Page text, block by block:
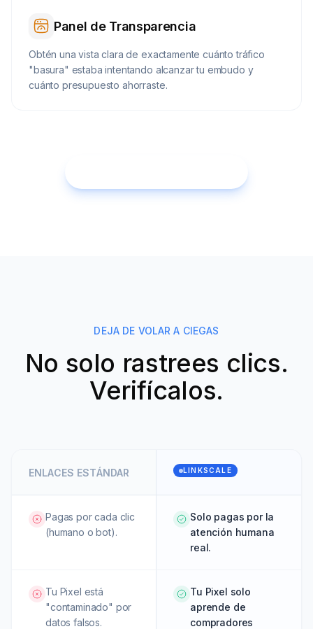
Panel de Transparencia
Obtén una vista clara de exactamente cuánto tráfico
"basura" estaba intentando alcanzar tu embudo y
cuánto presupuesto ahorraste.
DEJA DE VOLAR A CIEGAS
No solo rastrees clics.
Verifícalos.
ENLACES ESTÁNDAR LINKSCALE
Pagas por cada clic
(humano o bot).
Solo pagas por la
atención humana
real.
Tu Pixel está
"contaminado" por
datos falsos.
Tu Pixel solo
aprende de
compradores